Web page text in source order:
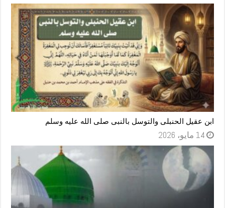
ابن عقيل الحنبلى والتوسل بالنبى صلى الله عليه وسلم
14 مايو، 2026